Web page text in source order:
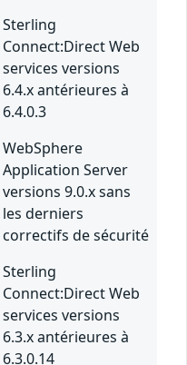
Sterling
Connect:Direct Web
services versions
6.4.x antérieures à
6.4.0.3
WebSphere
Application Server
versions 9.0.x sans
les derniers
correctifs de sécurité
Sterling
Connect:Direct Web
services versions
6.3.x antérieures à
6.3.0.14